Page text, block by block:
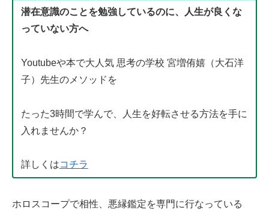
潜在意識のことを勉強しているのに、人生が良くな
っていない方へ
Youtubeや本で大人気 思考の学校 宮増侑嬉（大石洋
子）先生のメソッドを
たった3時間で学んで、人生を好転させる方法を手に
入れませんか？
詳しくはコチラ
ホロスコープで相性、悪縁鑑定を専門に行なっている